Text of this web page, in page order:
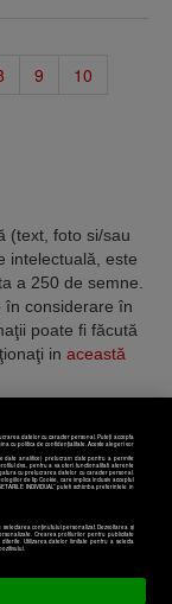
9 10
(text, foto si/sau
intelectuală, este
a 250 de semne.
în considerare în
poate fi făcută
in această
Contact
datelor cu caracter personal. Puteți accepta
cu politica de confidențialitate. Aceste alegeri vor
date analitice) prelucram date pentru a permite
dvs., pentru a va oferi functionalitati aferente
cu prelucrarea datelor cu caracter personal.
de tip Cookie, care implica inclusiv acceptul
INDIVIDUAL” puteti schimba preferintele in
conținutului personalizat. Dezvoltarea și
Crearea profilurilor pentru publicitate
Utilizarea datelor limitate pentru a selecta